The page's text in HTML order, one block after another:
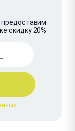
предоставим
скидку 20%